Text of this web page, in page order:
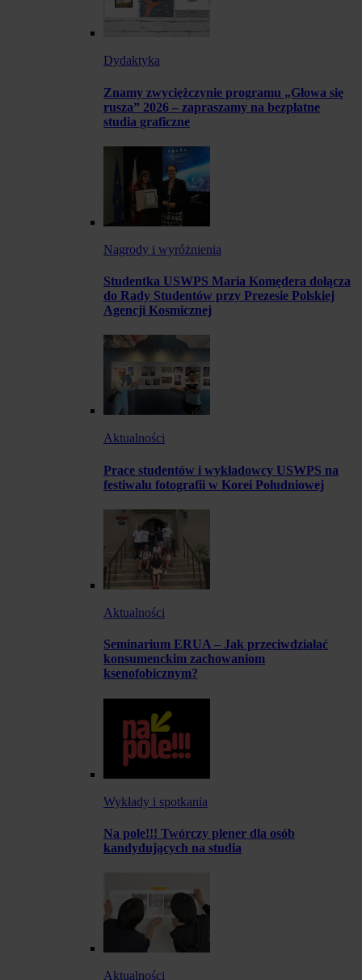
Dydaktyka
Znamy zwyciężczynie programu „Głowa się
rusza” 2026 – zapraszamy na bezpłatne
studia graficzne
Nagrody i wyróżnienia
Studentka USWPS Maria Komędera dołącza
do Rady Studentów przy Prezesie Polskiej
Agencji Kosmicznej
Aktualności
Prace studentów i wykładowcy USWPS na
festiwalu fotografii w Korei Południowej
Aktualności
Seminarium ERUA – Jak przeciwdziałać
konsumenckim zachowaniom
ksenofobicznym?
Wykłady i spotkania
Na pole!!! Twórczy plener dla osób
kandydujących na studia
Aktualności